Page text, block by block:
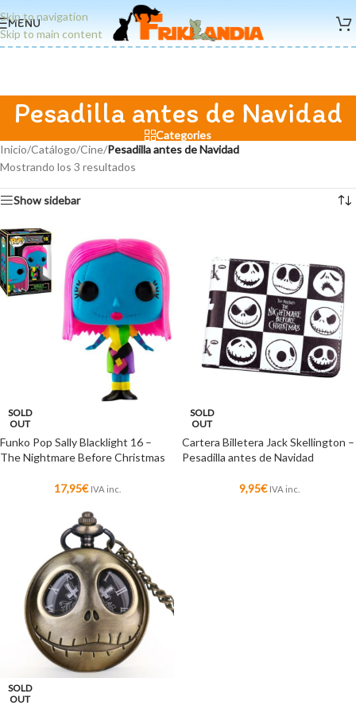
Skip to navigation
Skip to main content
MENU
Pesadilla antes de Navidad
Categories
Inicio/Catálogo/Cine/Pesadilla antes de Navidad
Mostrando los 3 resultados
Show sidebar
SOLD
OUT
Funko Pop Sally Blacklight 16 –
The Nightmare Before Christmas
17,95€ IVA inc.
SOLD
OUT
Cartera Billetera Jack Skellington –
Pesadilla antes de Navidad
9,95€ IVA inc.
SOLD
OUT